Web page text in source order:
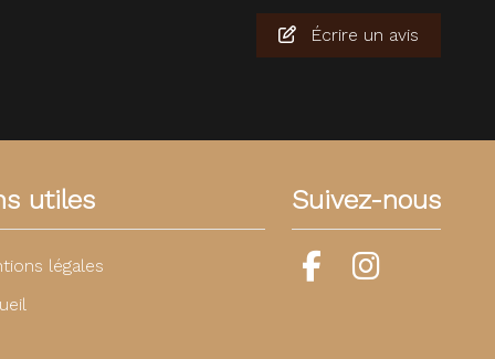
Écrire un avis
utiles
légales
Suivez-nous